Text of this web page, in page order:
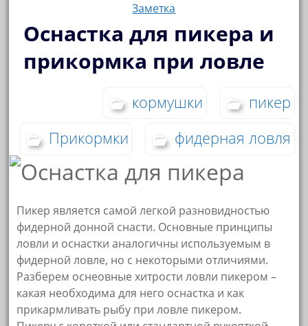
Заметка
Оснастка для пикера и
прикормка при ловле
кормушки
пикер
Прикормки
фидерная ловля
Пикер является самой легкой разновидностью
фидерной донной снасти. Основные принципы
ловли и оснастки аналогичны используемым в
фидерной ловле, но с некоторыми отличиями.
Разберем оснеовные хитрости ловли пикером –
какая необходима для него оснастка и как
прикармливать рыбу при ловле пикером.